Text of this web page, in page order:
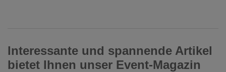
Interessante und spannende Artikel
bietet Ihnen unser Event-Magazin